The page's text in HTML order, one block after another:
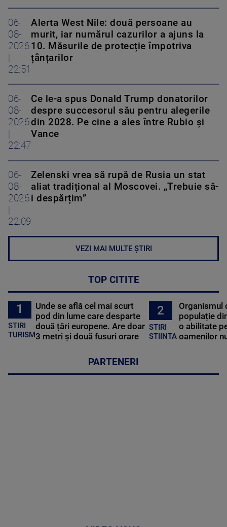
06-
08-
2026
22:51
Alerta West Nile: două persoane au
murit, iar numărul cazurilor a ajuns la
10. Măsurile de protecție împotriva
țânțarilor
06-
08-
2026
22:47
Ce le-a spus Donald Trump donatorilor
despre succesorul său pentru alegerile
din 2028. Pe cine a ales între Rubio și
Vance
06-
08-
2026
22:09
Zelenski vrea să rupă de Rusia un stat
aliat tradițional al Moscovei. „Trebuie să-
i despărțim”
VEZI MAI MULTE ȘTIRI
TOP CITITE
1
STIRI
TURISM
Unde se află cel mai scurt
pod din lume care desparte
două țări europene. Are doar
3 metri și două fusuri orare
2
STIRI
STIINTA
Organismul
populație
o abilitate
oamenilor
PARTENERI